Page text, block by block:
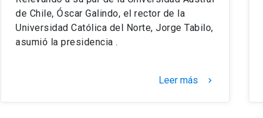
de Chile, Óscar Galindo, el rector de la
Universidad Católica del Norte, Jorge Tabilo,
asumió la presidencia .
Leer más keyboard_arrow_right